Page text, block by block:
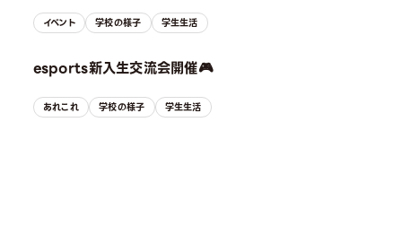
イベント 学校の様子 学生生活
esports新入生交流会開催🎮
あれこれ 学校の様子 学生生活